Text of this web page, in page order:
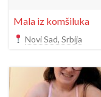
Mala iz komšiluka
Novi Sad, Srbija